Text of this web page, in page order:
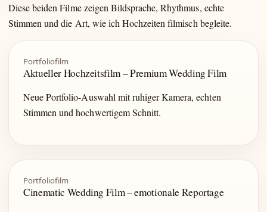
Diese beiden Filme zeigen Bildsprache, Rhythmus, echte
Stimmen und die Art, wie ich Hochzeiten filmisch begleite.
Portfoliofilm
Aktueller Hochzeitsfilm – Premium Wedding Film
Neue Portfolio-Auswahl mit ruhiger Kamera, echten
Stimmen und hochwertigem Schnitt.
Portfoliofilm
Cinematic Wedding Film – emotionale Reportage